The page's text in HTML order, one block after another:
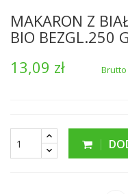
MAKARON Z
BIO BEZGL.250 G
13,09 zł
Brutto